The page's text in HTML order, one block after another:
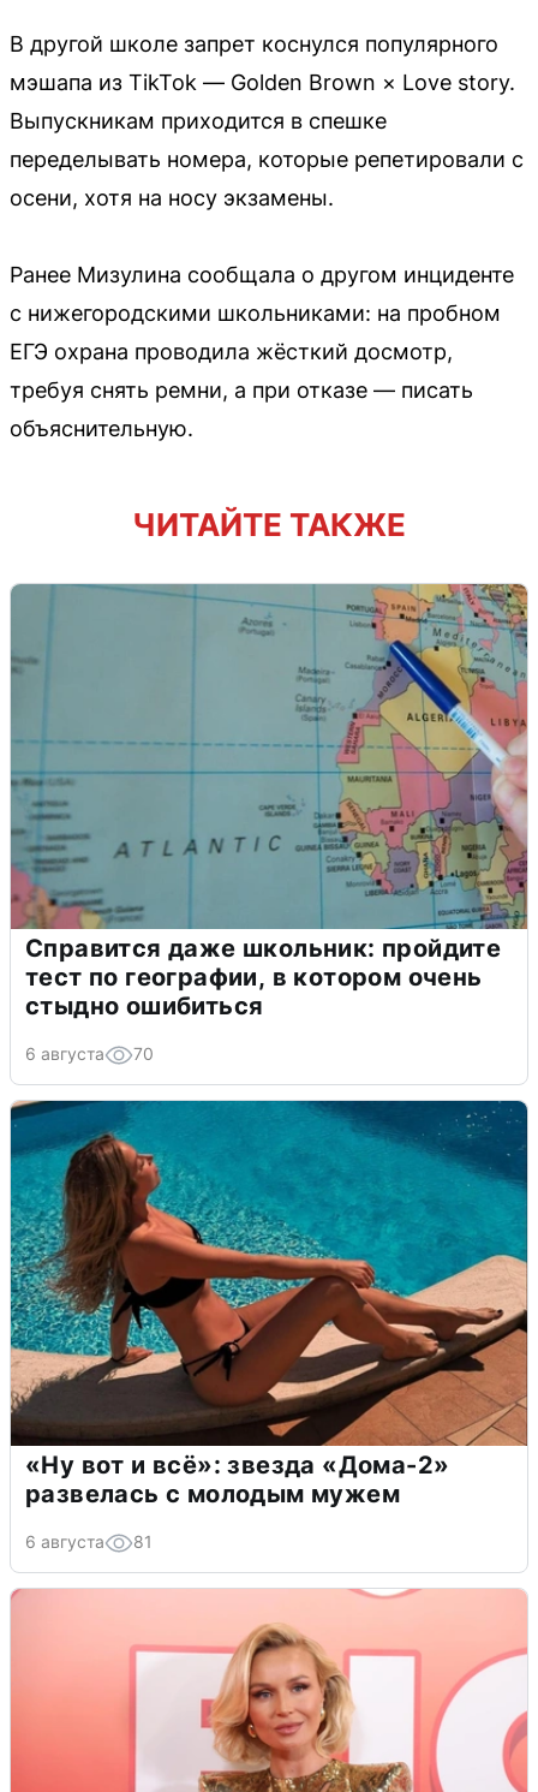
В другой школе запрет коснулся популярного
мэшапа из TikTok — Golden Brown × Love story.
Выпускникам приходится в спешке
переделывать номера, которые репетировали с
осени, хотя на носу экзамены.
Ранее Мизулина сообщала о другом инциденте
с нижегородскими школьниками: на пробном
ЕГЭ охрана проводила жёсткий досмотр,
требуя снять ремни, а при отказе — писать
объяснительную.
ЧИТАЙТЕ ТАКЖЕ
Справится даже школьник: пройдите
тест по географии, в котором очень
стыдно ошибиться
6 августа 70
«Ну вот и всё»: звезда «Дома-2»
развелась с молодым мужем
6 августа 81